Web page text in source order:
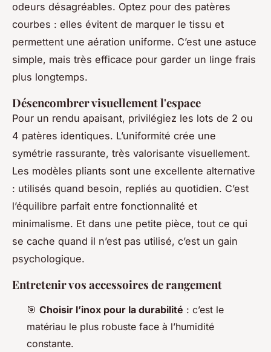
odeurs désagréables. Optez pour des patères
courbes : elles évitent de marquer le tissu et
permettent une aération uniforme. C’est une astuce
simple, mais très efficace pour garder un linge frais
plus longtemps.
Désencombrer visuellement l'espace
Pour un rendu apaisant, privilégiez les lots de 2 ou
4 patères identiques. L’uniformité crée une
symétrie rassurante, très valorisante visuellement.
Les modèles pliants sont une excellente alternative
: utilisés quand besoin, repliés au quotidien. C’est
l’équilibre parfait entre fonctionnalité et
minimalisme. Et dans une petite pièce, tout ce qui
se cache quand il n’est pas utilisé, c’est un gain
psychologique.
Entretenir vos accessoires de rangement
🎯 Choisir l’inox pour la durabilité : c’est le
matériau le plus robuste face à l’humidité
constante.